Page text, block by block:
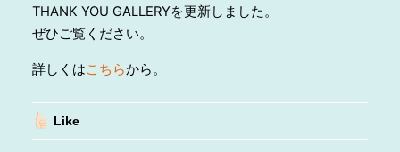
THANK YOU GALLERYを更新しました。
ぜひご覧ください。
詳しくはこちらから。
Like